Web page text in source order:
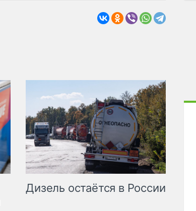
Дизель остаётся в России